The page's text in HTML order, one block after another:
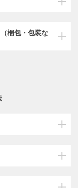
梱包・包装な